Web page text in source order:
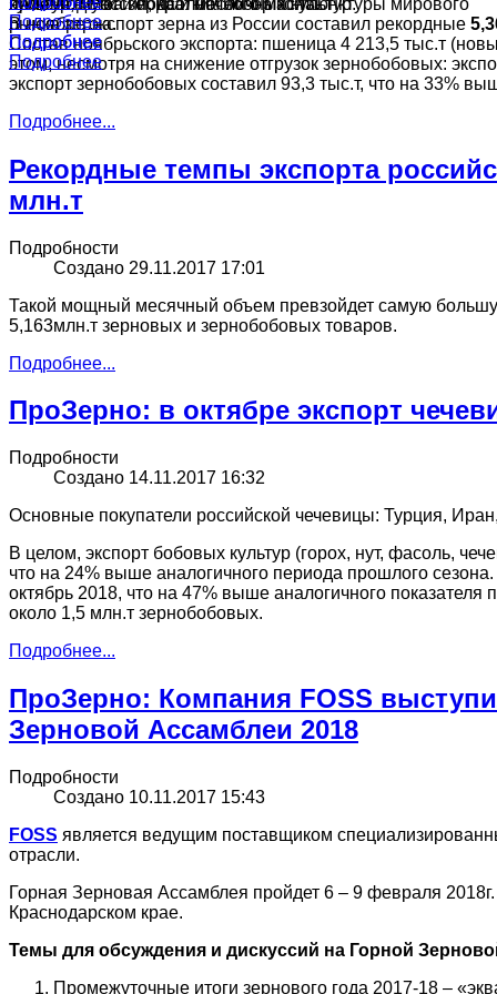
культур в России, краткий обзор конъюнктуры мирового
рынка зерна.
Подробнее
ячменя, муки и подсолнечного масла.
Подробнее
производства зерна и масличных культур.
Подробнее
Подробнее
В ноябре экспорт зерна из России составил рекордные
Состав ноябрьского экспорта: пшеница 4 213,5 тыс.т
этом, несмотря на снижение отгрузок зернобобовых:
экспорт зернобобовых составил 93,3 тыс.т, что на 33%
Подробнее...
Рекордные темпы экспорта
млн.т
Подробности
Создано 29.11.2017 17:01
Такой мощный месячный объем превзойдет самую
5,163млн.т зерновых и зернобобовых товаров.
Подробнее...
ПроЗерно: в октябре экспорт
Подробности
Создано 14.11.2017 16:32
Основные покупатели российской чечевицы: Турция,
В целом, экспорт бобовых культур (горох, нут, фасоль,
что на 24% выше аналогичного периода прошлого
октябрь 2018, что на 47% выше аналогичного
около 1,5 млн.т зернобобовых.
Подробнее...
ПроЗерно: Компания FOSS
Зерновой Ассамблеи 2018
Подробности
Создано 10.11.2017 15:43
FOSS является ведущим поставщиком
отрасли.
Горная Зерновая Ассамблея пройдет 6 – 9 февраля
Краснодарском крае.
Темы для обсуждения и дискуссий на Горной
Промежуточные итоги зернового года 2017-18 –